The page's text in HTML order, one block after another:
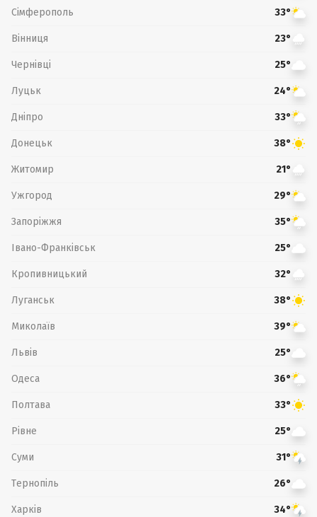
Сімферополь 33°
Вінниця 23°
Чернівці 25°
Луцьк 24°
Дніпро 33°
Донецьк 38°
Житомир 21°
Ужгород 29°
Запоріжжя 35°
Івано-Франківськ 25°
Кропивницький 32°
Луганськ 38°
Миколаїв 39°
Львів 25°
Одеса 36°
Полтава 33°
Рівне 25°
Суми 31°
Тернопіль 26°
Харків 34°